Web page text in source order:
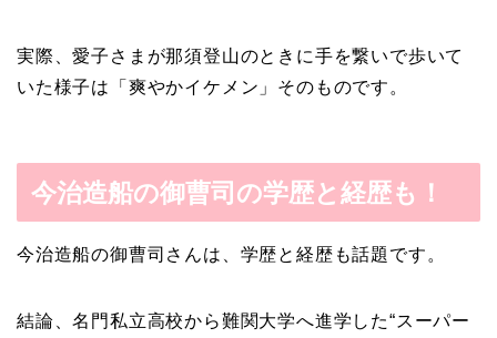
実際、愛子さまが那須登山のときに手を繋いで歩いて
いた様子は「爽やかイケメン」そのものです。
今治造船の御曹司の学歴と経歴も！
今治造船の御曹司さんは、学歴と経歴も話題です。
結論、名門私立高校から難関大学へ進学した“スーパー